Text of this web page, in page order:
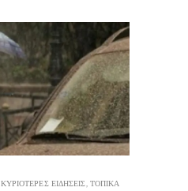
ΚΥΡΙΟΤΕΡΕΣ ΕΙΔΗΣΕΙΣ, ΤΟΠΙΚΑ